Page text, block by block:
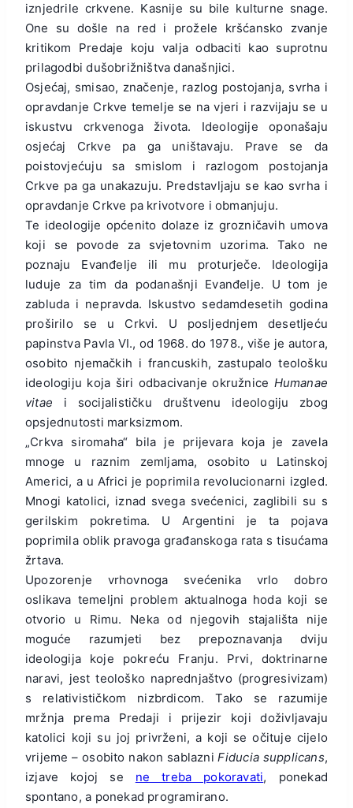
iznjedrile crkvene. Kasnije su bile kulturne snage.
One su došle na red i prožele kršćansko zvanje
kritikom Predaje koju valja odbaciti kao suprotnu
prilagodbi dušobrižništva današnjici.
Osjećaj, smisao, značenje, razlog postojanja, svrha i
opravdanje Crkve temelje se na vjeri i razvijaju se u
iskustvu crkvenoga života. Ideologije oponašaju
osjećaj Crkve pa ga uništavaju. Prave se da
poistovjećuju sa smislom i razlogom postojanja
Crkve pa ga unakazuju. Predstavljaju se kao svrha i
opravdanje Crkve pa krivotvore i obmanjuju.
Te ideologije općenito dolaze iz grozničavih umova
koji se povode za svjetovnim uzorima. Tako ne
poznaju Evanđelje ili mu proturječe. Ideologija
luduje za tim da podanašnji Evanđelje. U tom je
zabluda i nepravda. Iskustvo sedamdesetih godina
proširilo se u Crkvi. U posljednjem desetljeću
papinstva Pavla VI., od 1968. do 1978., više je autora,
osobito njemačkih i francuskih, zastupalo teološku
ideologiju koja širi odbacivanje okružnice Humanae
vitae i socijalističku društvenu ideologiju zbog
opsjednutosti marksizmom.
„Crkva siromaha“ bila je prijevara koja je zavela
mnoge u raznim zemljama, osobito u Latinskoj
Americi, a u Africi je poprimila revolucionarni izgled.
Mnogi katolici, iznad svega svećenici, zaglibili su s
gerilskim pokretima. U Argentini je ta pojava
poprimila oblik pravoga građanskoga rata s tisućama
žrtava.
Upozorenje vrhovnoga svećenika vrlo dobro
oslikava temeljni problem aktualnoga hoda koji se
otvorio u Rimu. Neka od njegovih stajališta nije
moguće razumjeti bez prepoznavanja dviju
ideologija koje pokreću Franju. Prvi, doktrinarne
naravi, jest teološko naprednjaštvo (progresivizam)
s relativističkom nizbrdicom. Tako se razumije
mržnja prema Predaji i prijezir koji doživljavaju
katolici koji su joj privrženi, a koji se očituje cijelo
vrijeme – osobito nakon sablazniFiducia supplicans,
izjave kojoj se ne treba pokoravati, ponekad
spontano, a ponekad programirano.